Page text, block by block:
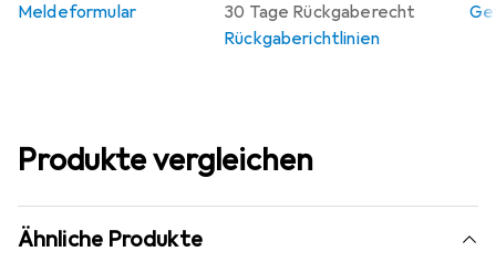
30 Tage Rückgaberecht
Rückgaberichtlinien
Meldeformular
Produkte vergleichen
Ähnliche Produkte